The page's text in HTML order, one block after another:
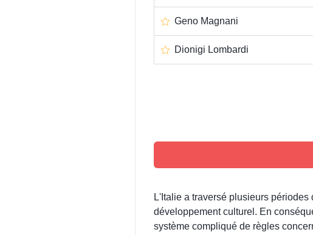
Geno Magnani
Dionigi Lombardi
L'Italie a traversé plusieurs périodes
développement culturel. En
système compliqué de règles